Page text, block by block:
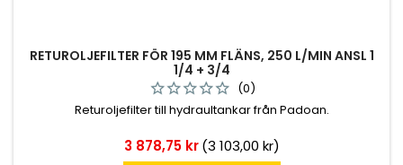
RETUROLJEFILTER FÖR 195 MM FLÄNS, 250 L/MIN ANSL 1
1/4 + 3/4
(0)
Returoljefilter till hydraultankar från Padoan.
Pris
3 878,75 kr (3 103,00 kr)